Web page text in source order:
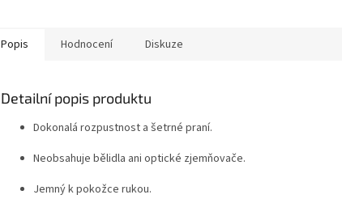
Popis Hodnocení Diskuze
Detailní popis produktu
Dokonalá rozpustnost a šetrné praní.
Neobsahuje bělidla ani optické zjemňovače.
Jemný k pokožce rukou.